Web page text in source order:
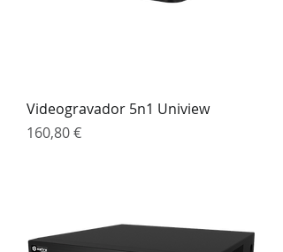
Videogravador 5n1 Uniview
Preço
160,80 €